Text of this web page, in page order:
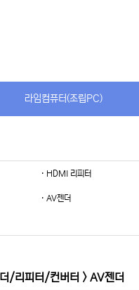
라임컴퓨터(조립PC)
· HDMI 리피터
· AV젠더
/리피터/컨버터 > AV젠더